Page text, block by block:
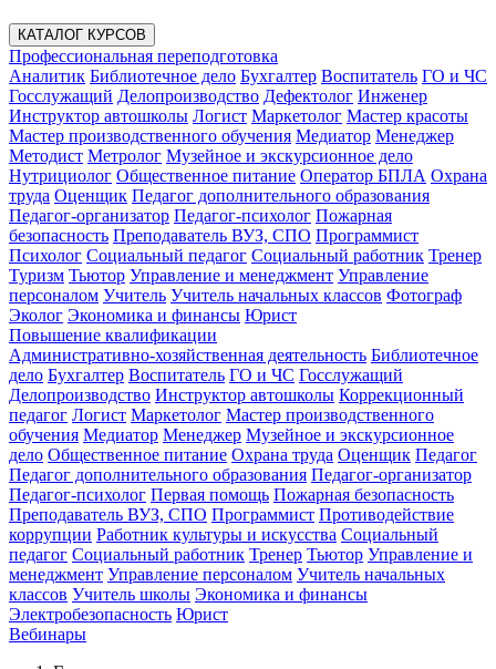
КАТАЛОГ КУРСОВ
Профессиональная переподготовка
Аналитик Библиотечное дело Бухгалтер Воспитатель ГО и ЧС
Госслужащий Делопроизводство Дефектолог Инженер
Инструктор автошколы Логист Маркетолог Мастер красоты
Мастер производственного обучения Медиатор Менеджер
Методист Метролог Музейное и экскурсионное дело
Нутрициолог Общественное питание Оператор БПЛА Охрана
труда Оценщик Педагог дополнительного образования
Педагог-организатор Педагог-психолог Пожарная
безопасность Преподаватель ВУЗ, СПО Программист
Психолог Социальный педагог Социальный работник Тренер
Туризм Тьютор Управление и менеджмент Управление
персоналом Учитель Учитель начальных классов Фотограф
Эколог Экономика и финансы Юрист
Повышение квалификации
Административно-хозяйственная деятельность Библиотечное
дело Бухгалтер Воспитатель ГО и ЧС Госслужащий
Делопроизводство Инструктор автошколы Коррекционный
педагог Логист Маркетолог Мастер производственного
обучения Медиатор Менеджер Музейное и экскурсионное
дело Общественное питание Охрана труда Оценщик Педагог
Педагог дополнительного образования Педагог-организатор
Педагог-психолог Первая помощь Пожарная безопасность
Преподаватель ВУЗ, СПО Программист Противодействие
коррупции Работник культуры и искусства Социальный
педагог Социальный работник Тренер Тьютор Управление и
менеджмент Управление персоналом Учитель начальных
классов Учитель школы Экономика и финансы
Электробезопасность Юрист
Вебинары